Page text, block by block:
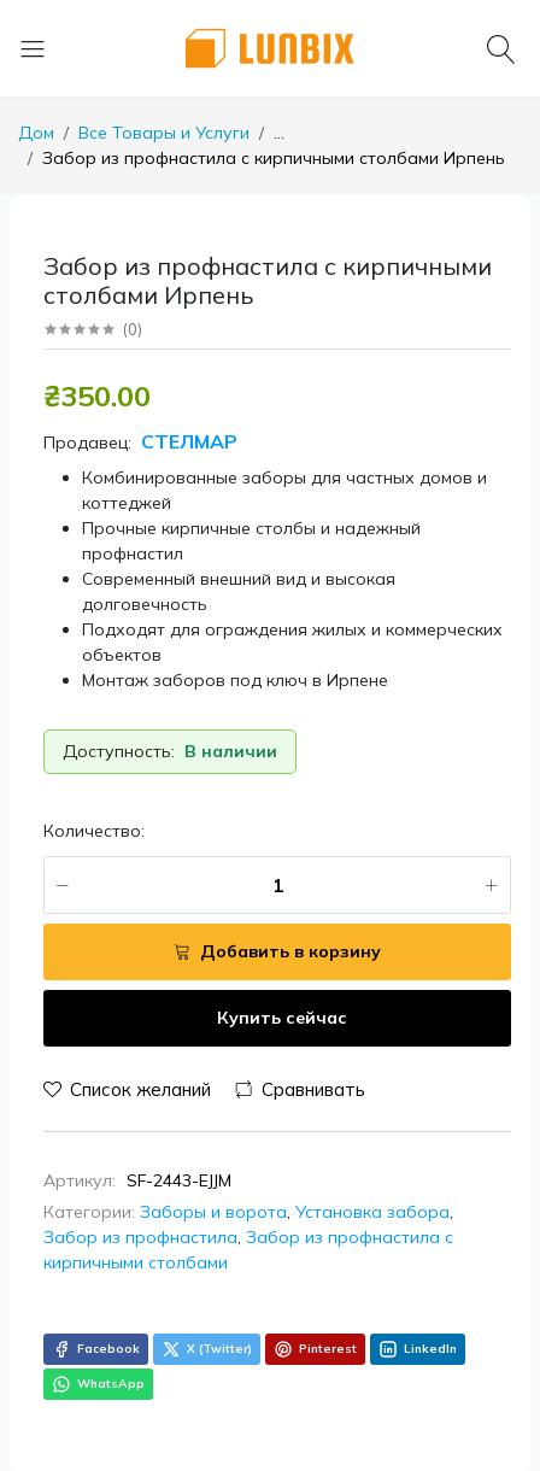
Дом Все Товары и Услуги
...
Забор из профнастила с кирпичными столбами Ирпень
Забор из профнастила с кирпичными
столбами Ирпень
(0)
₴350.00
Продавец: СТЕЛМАР
Комбинированные заборы для частных домов и
коттеджей
Прочные кирпичные столбы и надежный
профнастил
Современный внешний вид и высокая
долговечность
Подходят для ограждения жилых и коммерческих
объектов
Монтаж заборов под ключ в Ирпене
Доступность: В наличии
Количество:
Добавить в корзину
Купить сейчас
Список желаний Сравнивать
Артикул: SF-2443-EJJM
Категории: Заборы и ворота, Установка забора,
Забор из профнастила, Забор из профнастила с
кирпичными столбами
Facebook X (Twitter) Pinterest LinkedIn
WhatsApp